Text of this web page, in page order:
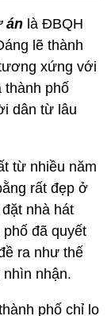
án là ĐBQH
lẽ thành
xứng với
thành phố
dân từ lâu
từ nhiều năm
rất đẹp ở
nhà hát
đã quyết
ra như thế
nhìn nhận.
phố chỉ lo